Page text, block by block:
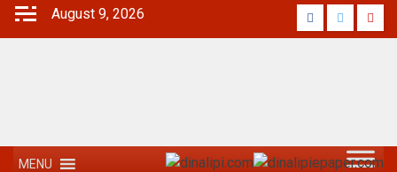
August 9, 2026
MENU